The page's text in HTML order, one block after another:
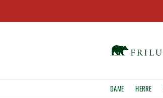
DAME HERRE